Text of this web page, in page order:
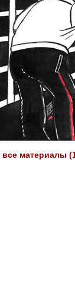
материалы